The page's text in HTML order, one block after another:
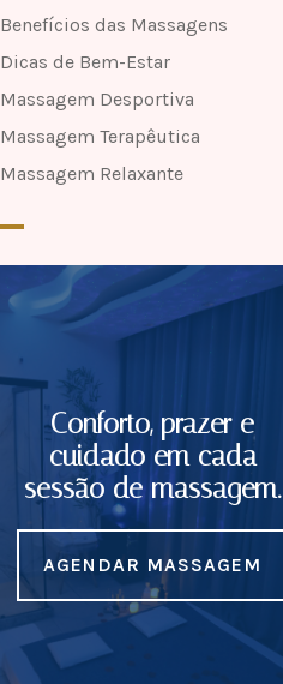
Benefícios das Massagens
Dicas de Bem-Estar
Massagem Desportiva
Massagem Terapêutica
Massagem Relaxante
Conforto, prazer e
cuidado em cada
sessão de massagem.
AGENDAR MASSAGEM